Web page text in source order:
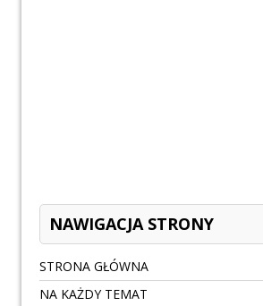
NAWIGACJA STRONY
STRONA GŁÓWNA
NA KAŻDY TEMAT